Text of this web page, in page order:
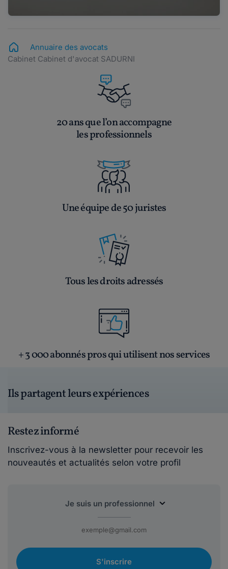
Annuaire des avocats
Cabinet Cabinet d'avocat SADURNI
20 ans que l’on accompagne
les professionnels
Une équipe de 50 juristes
Tous les droits adressés
+ 3 000 abonnés pros qui utilisent nos services
Ils partagent leurs expériences
Restez informé
Inscrivez-vous à la newsletter pour recevoir les
nouveautés et actualités selon votre profil
S'inscrire